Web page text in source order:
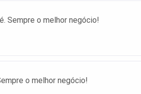
Sempre o melhor negócio!
o melhor negócio!